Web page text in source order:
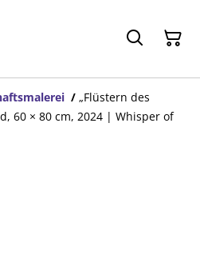
/ „Flüstern des
60 × 80 cm, 2024 | Whisper of